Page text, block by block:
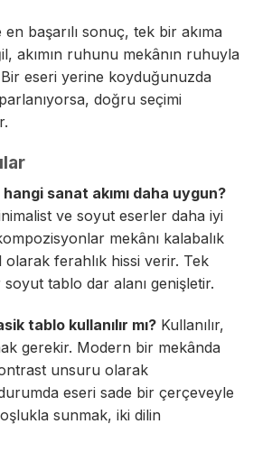
başarılı sonuç, tek bir akıma
akımın ruhunu mekânın ruhuyla
eseri yerine koyduğunuzda
doğru seçimi
sanat akımı daha uygun?
ve soyut eserler daha iyi
mekânı kalabalık
ferahlık hissi verir. Tek
tablo dar alanı genişletir.
tablo kullanılır mı? Kullanılır,
gerekir. Modern bir mekânda
unsuru olarak
eseri sade bir çerçeveyle
sunmak, iki dilin